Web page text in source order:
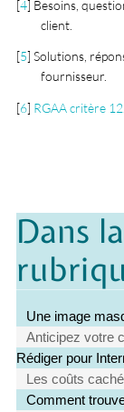
[4] Besoins,
client.
[5]Solutions,
fournisseur.
[6] RGAA critère
Dans
Une image
Anticipez votre
Rédiger pour
Les coûts
Comment